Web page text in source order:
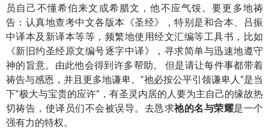
员自己不懂希伯来文或希腊文，他不应气馁。要更多地祷
告：认真地查考中文各版本《圣经》，特别是和合本、吕振
中译本及新译本等等，频繁地使用经文汇编等工具书，比如
《新旧约圣经原文编号逐字中译》，寻求简单与迅速地遵守
神的旨意。由此他会得到许多帮助。 但是请让每件事都带着
祷告与感恩，并且更多地谦卑。“祂必按公平引领谦卑人”是当
下“极大与宝贵的应许”，有圣灵内居的人要为主自己的缘故热
切祷告，使译员们不会被误导。去恳求祂的名与荣耀是一个
强有力的特权。